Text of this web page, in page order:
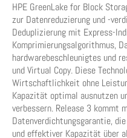
HPE GreenLake for Block
zur Datenreduzierung und -
Deduplizierung mit Express-
Komprimierungsalgorithmus,
hardwarebeschleunigtes und
und Virtual Copy. Diese
Wirtschaftlichkeit ohne
Kapazität optimal ausnutzen
verbessern. Release 3 kommt
Datenverdichtungsgarantie,
und effektiver Kapazität über